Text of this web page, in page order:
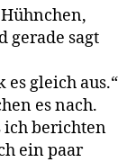
gerade sagt
es gleich aus.“
es nach.
ich berichten
ein paar